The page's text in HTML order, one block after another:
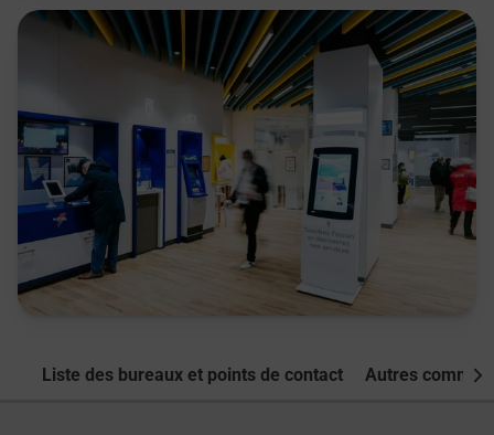
Liste des bureaux et points de contact Autres